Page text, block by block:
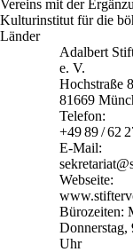
Adalbert
e. V.
Hochstraße 8
81669
Telefon:
+49 89 / 62
E-Mail:
Webseite:
Bürozeiten:
Donnerstag,
Uhr